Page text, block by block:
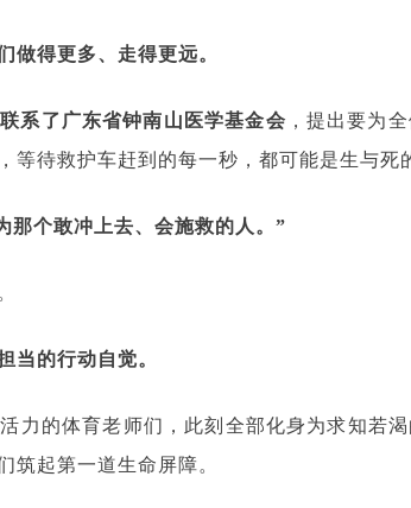
做得更多、走得更远。
系了广东省钟南山医学基金会 ，提出要为
等待救护车赶到的每一秒，都可能是生与死
那个敢冲上去、会施救的人。”
当的行动自觉。
力的体育老师们，此刻全部化身为求知若
筑起第一道生命屏障。